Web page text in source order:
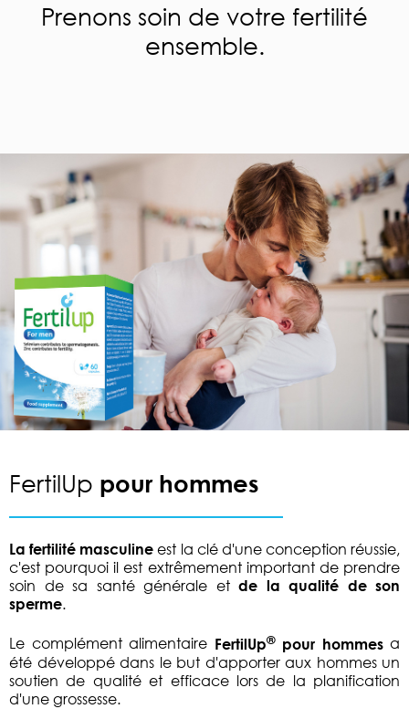
Prenons soin de votre fertilité
ensemble.
FertilUp pour hommes
La fertilité masculine est la clé d'une conception réussie,
c'est pourquoi il est extrêmement important de prendre
soin de sa santé générale et de la qualité de son
sperme.
Le complément alimentaire FertilUp®pour hommesa
été développé dans le but d'apporter aux hommes un
soutien de qualité et efficace lors de la planification
d'une grossesse.